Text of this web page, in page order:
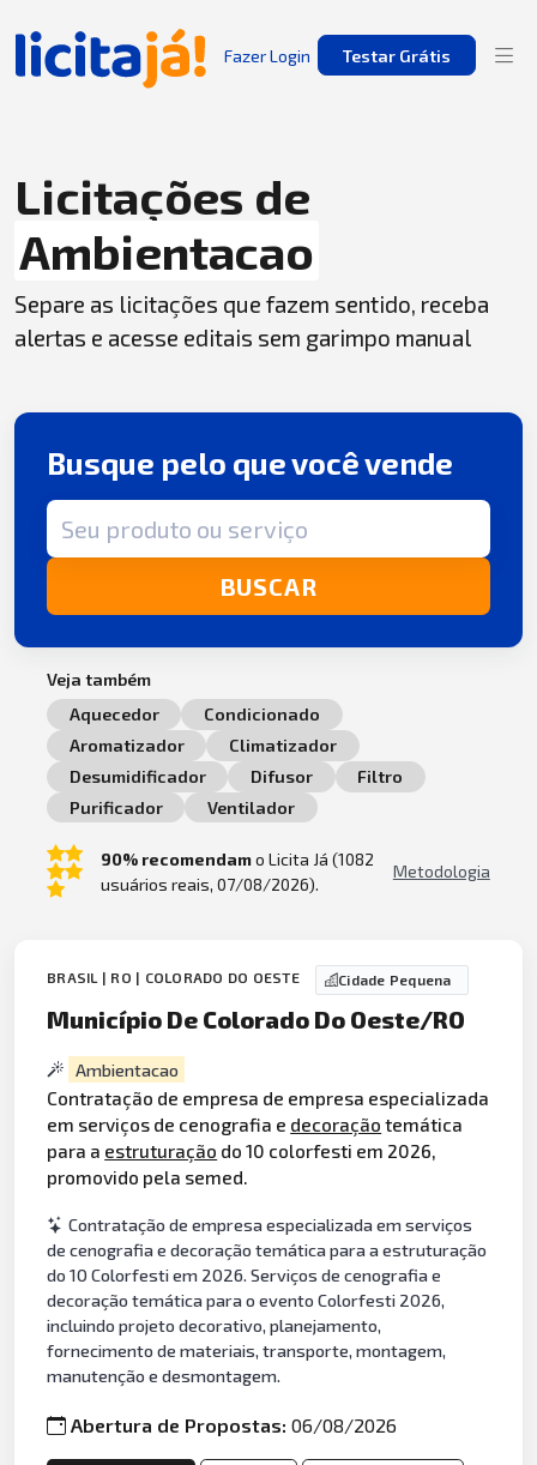
Fazer Login Testar Grátis
Licitações de
Ambientacao
Separe as licitações que fazem sentido, receba
alertas e acesse editais sem garimpo manual
Busque pelo que você vende
Termo de busca
BUSCAR
Veja também
Aquecedor
Condicionado
Aromatizador
Climatizador
Desumidificador
Difusor
Filtro
Purificador
Ventilador
90% recomendamo Licita Já (1082
usuários reais, 07/08/2026).
Metodologia
BRASIL | RO | COLORADO DO OESTE Cidade Pequena
Município De Colorado Do Oeste/RO
Ambientacao
Contratação de empresa de empresa especializada
em serviços de cenografia e decoração temática
para a estruturação do 10 colorfesti em 2026,
promovido pela semed.
Contratação de empresa especializada em serviços
de cenografia e decoração temática para a estruturação
do 10 Colorfesti em 2026. Serviços de cenografia e
decoração temática para o evento Colorfesti 2026,
incluindo projeto decorativo, planejamento,
fornecimento de materiais, transporte, montagem,
manutenção e desmontagem.
Abertura de Propostas:06/08/2026